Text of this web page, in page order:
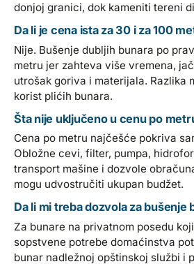
donjoj granici, dok kameniti tereni
Da li je cena ista za 30 i za 100
Nije. Bušenje dubljih bunara po
metru jer zahteva više vremena,
utrošak goriva i materijala. Razlika
korist plićih bunara.
Šta nije uključeno u cenu po
Cena po metru najčešće pokriva
Obložne cevi, filter, pumpa,
transport mašine i dozvole
mogu udvostručiti ukupan budžet.
Da li mi treba dozvola za bušenje
Za bunare na privatnom posedu
sopstvene potrebe domaćinstva
bunar nadležnoj opštinskoj službi i